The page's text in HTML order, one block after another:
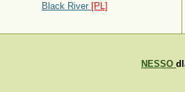
Black River [PL]
NESSO